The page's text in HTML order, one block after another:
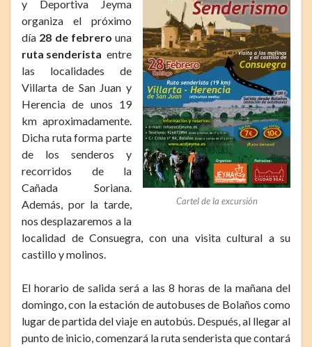
Cartel de la excursión
y Deportiva Jeyma
organiza el próximo
día 28 de febrero una
ruta senderista entre
las localidades de
Villarta de San Juan y
Herencia de unos 19
km aproximadamente.
Dicha ruta forma parte
de los senderos y
recorridos de la
Cañada Soriana.
Además, por la tarde,
nos desplazaremos a la
localidad de Consuegra, con una visita cultural a su
castillo y molinos.
El horario de salida será a las 8 horas de la mañana del
domingo, con la estación de autobuses de Bolaños como
lugar de partida del viaje en autobús. Después, al llegar al
punto de inicio, comenzará la ruta senderista que contará